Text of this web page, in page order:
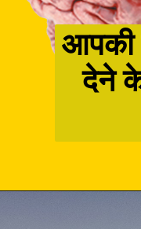
आपकी
देने